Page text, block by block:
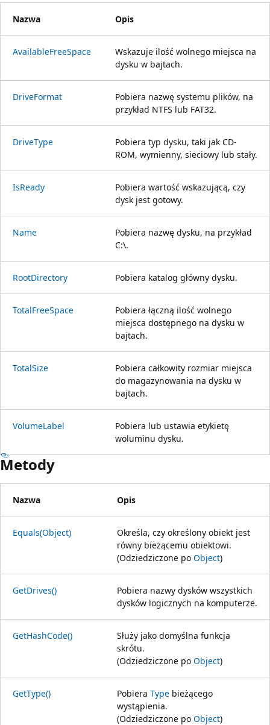
Nazwa Opis
AvailableFreeSpace
Wskazuje ilość wolnego miejsca na
dysku w bajtach.
DriveFormat
Pobiera nazwę systemu plików, na
przykład NTFS lub FAT32.
DriveType
Pobiera typ dysku, taki jak CD-
ROM, wymienny, sieciowy lub stały.
IsReady
Pobiera wartość wskazującą, czy
dysk jest gotowy.
Name
Pobiera nazwę dysku, na przykład
C:\.
RootDirectory Pobiera katalog główny dysku.
TotalFreeSpace
Pobiera łączną ilość wolnego
miejsca dostępnego na dysku w
bajtach.
TotalSize
Pobiera całkowity rozmiar miejsca
do magazynowania na dysku w
bajtach.
VolumeLabel
Pobiera lub ustawia etykietę
woluminu dysku.
Metody
Nazwa Opis
Equals(Object)
Określa, czy określony obiekt jest
równy bieżącemu obiektowi.
(Odziedziczone po Object)
GetDrives()
Pobiera nazwy dysków wszystkich
dysków logicznych na komputerze.
GetHashCode()
Służy jako domyślna funkcja
skrótu.
(Odziedziczone po Object)
GetType() Pobiera Type bieżącego
wystąpienia.
(Odziedziczone po Object)